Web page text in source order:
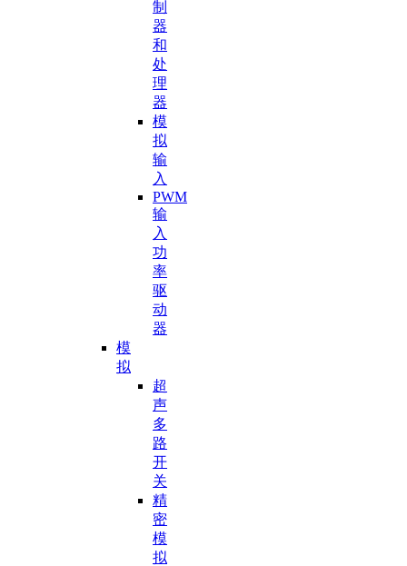
制
器
和
处
理
器
模
拟
输
入
PWM
输
入
功
率
驱
动
器
模
拟
超
声
多
路
开
关
精
密
模
拟